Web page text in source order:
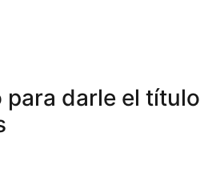
darle el título